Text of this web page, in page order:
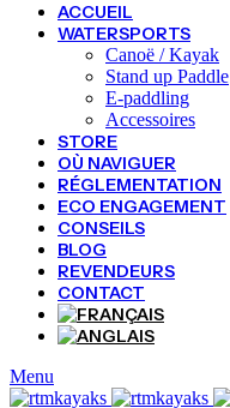
ACCUEIL
WATERSPORTS
Canoë / Kayak
Stand up Paddle
E-paddling
Accessoires
STORE
OÙ NAVIGUER
RÉGLEMENTATION
ECO ENGAGEMENT
CONSEILS
BLOG
REVENDEURS
CONTACT
Menu